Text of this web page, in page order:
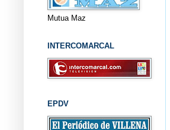
Mutua Maz
INTERCOMARCAL
EPDV